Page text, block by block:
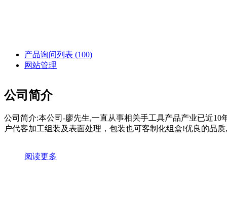
产品询问列表 (100)
网站管理
公司简介
公司简介:本公司-廖先生,一直从事相关手工具产品产业已近
户代客加工组装及表面处理，包装也可客制化组盒!优良的品
阅读更多